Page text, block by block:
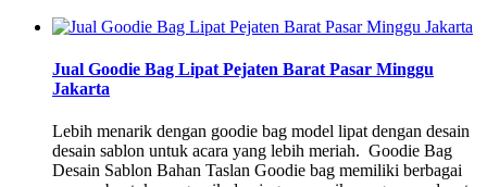
Jual Goodie Bag Lipat Pejaten Barat Pasar Minggu
Jakarta
Lebih menarik dengan goodie bag model lipat dengan desain
desain sablon untuk acara yang lebih meriah. Goodie Bag
Desain Sablon Bahan Taslan Goodie bag memiliki berbagai